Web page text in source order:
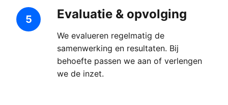
5 Evaluatie & opvolging
We evalueren regelmatig de
samenwerking en resultaten. Bij
behoefte passen we aan of verlengen
we de inzet.